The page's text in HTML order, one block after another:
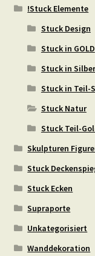
!Stuck Elemente
Stuck Design
Stuck in GOLD
Stuck in Silber
Stuck in Teil-
Stuck Natur
Stuck Teil-
Skulpturen
Stuck
Stuck Ecken
Supraporte
Unkategorisiert
Wanddekoration